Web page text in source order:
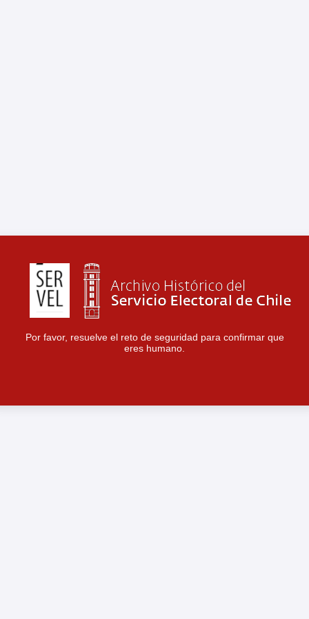
Por favor, resuelve el reto de seguridad para confirmar que
eres humano.